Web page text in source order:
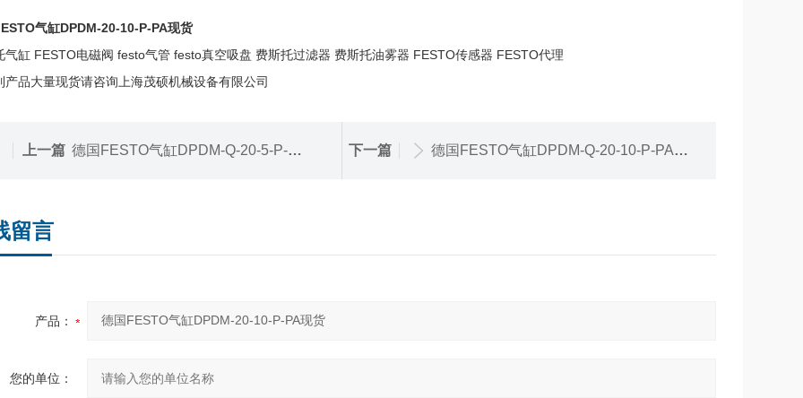
气缸DPDM-20-10-P-PA现货
气缸 FESTO电磁阀 festo气管 festo真空吸盘 费斯托过滤器 费斯托油雾器 FESTO传感器 FESTO代理
产品大量现货请咨询上海茂硕机械设备有限公司
上一篇 德国FESTO气缸DPDM-Q-20-5-P-PA现货 下一篇 德国FESTO气缸DPDM-Q-20-10-P-PA现货
留言
产品：
您的单位：